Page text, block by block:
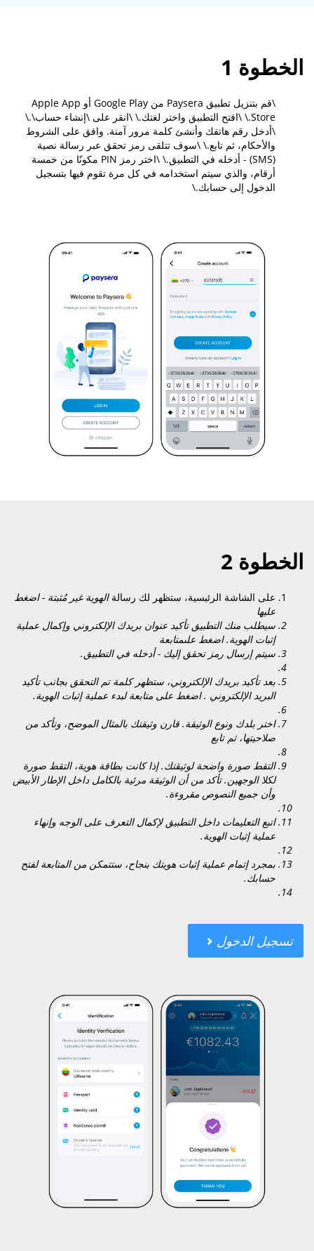
الخطوة 1
\
قم بتنزيل تطبيق Paysera من Google Play أو Apple App
Store.\
\افتح التطبيق واختر لغتك.\ \انقر على \إنشاء حساب\.\
\أدخل رقم هاتفك وأنشئ كلمة مرور آمنة. وافق على الشروط
والأحكام، ثم تابع.\ \سوف تتلقى رمز تحقق عبر رسالة نصية
(SMS) - أدخله في التطبيق.\
\
اختر رمز PIN مكونًا من خمسة
أرقام، والذي سيتم استخدامه في كل مرة تقوم فيها بتسجيل
الدخول إلى حسابك.\
الخطوة 2
على الشاشة الرئيسية، ستظهر لك رسالةالهوية غير مُثبتة - اضغط
عليها
سيطلب منك التطبيق تأكيد عنوان بريدك الإلكتروني وإكمال عملية
إثبات الهوية. اضغط علىمتابعة
سيتم إرسال رمز تحقق إليك - أدخله في التطبيق.
بعد تأكيد بريدك الإلكتروني، ستظهر كلمةتم التحقق بجانبتأكيد
البريد الإلكتروني . اضغط على متابعةلبدء عملية إثبات الهوية.
اختر بلدك ونوع الوثيقة. قارن وثيقتك بالمثال الموضح، وتأكد من
صلاحيتها، ثم تابع
التقط صورة واضحة لوثيقتك. إذا كانت بطاقة هوية، التقط صورة
لكلا الوجهين. تأكد من أن الوثيقة مرئية بالكامل داخل الإطار الأبيض
وأن جميع النصوص مقروءة.
اتبع التعليمات داخل التطبيق لإكمال التعرف على الوجه وإنهاء
عملية إثبات الهوية.
بمجرد إتمام عملية إثبات هويتك بنجاح، ستتمكن من المتابعة لفتح
حسابك.
تسجيل الدخول